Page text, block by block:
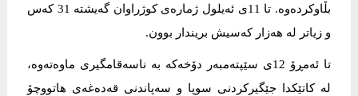
بڵاوكردەوە. تا 11ی ئەیلول ژمارەی كوژراوان گەیشتە 31 كەس
و زیاتر لە هەزار كەسیش بریندار بوون.
تا ئەمڕۆ 12ی سێپتەمبەر دۆخەكە بە ناسەقامگیری ماوەتەوە،
لە كاتێكدا جێگیركردنی سوپا و سەپاندنی قەدەغەی هاتووچۆ